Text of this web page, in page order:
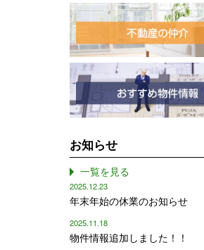
お知らせ
一覧を見る
2025.12.23
年末年始の休業のお知らせ
2025.11.18
物件情報追加しました！！